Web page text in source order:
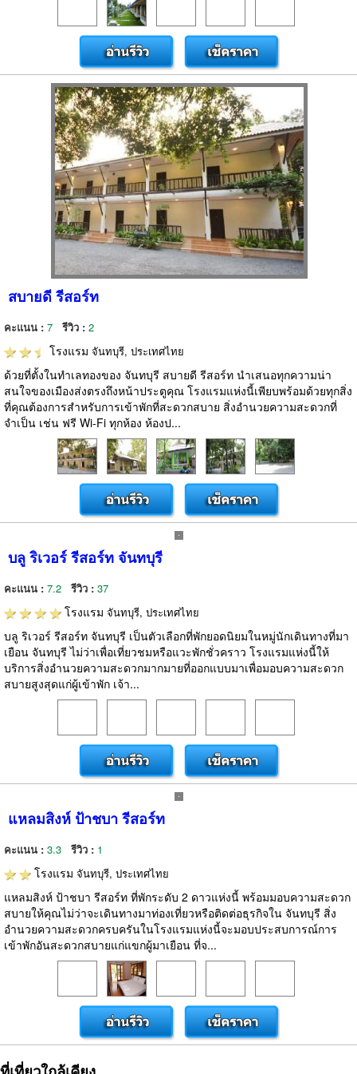
สบายดี รีสอร์ท
คะแนน : 7 รีวิว : 2
โรงแรม จันทบุรี, ประเทศไทย
ด้วยที่ตั้งในทำเลทองของ จันทบุรี สบายดี รีสอร์ท นำเสนอทุกความน่า
สนใจของเมืองส่งตรงถึงหน้าประตูคุณ โรงแรมแห่งนี้เพียบพร้อมด้วยทุกสิ่ง
ที่คุณต้องการสำหรับการเข้าพักที่สะดวกสบาย สิ่งอำนวยความสะดวกที่
จำเป็น เช่น ฟรี Wi-Fi ทุกห้อง ห้องป...
บลู ริเวอร์ รีสอร์ท จันทบุรี
คะแนน : 7.2 รีวิว : 37
โรงแรม จันทบุรี, ประเทศไทย
บลู ริเวอร์ รีสอร์ท จันทบุรี เป็นตัวเลือกที่พักยอดนิยมในหมู่นักเดินทางที่มา
เยือน จันทบุรี ไม่ว่าเพื่อเที่ยวชมหรือแวะพักชั่วคราว โรงแรมแห่งนี้ให้
บริการสิ่งอำนวยความสะดวกมากมายที่ออกแบบมาเพื่อมอบความสะดวก
สบายสูงสุดแก่ผู้เข้าพัก เจ้า...
แหลมสิงห์ ป้าชบา รีสอร์ท
คะแนน : 3.3 รีวิว : 1
โรงแรม จันทบุรี, ประเทศไทย
แหลมสิงห์ ป้าชบา รีสอร์ท ที่พักระดับ 2 ดาวแห่งนี้ พร้อมมอบความสะดวก
สบายให้คุณไม่ว่าจะเดินทางมาท่องเที่ยวหรือติดต่อธุรกิจใน จันทบุรี สิ่ง
อำนวยความสะดวกครบครันในโรงแรมแห่งนี้จะมอบประสบการณ์การ
เข้าพักอันสะดวกสบายแก่แขกผู้มาเยือน ที่จ...